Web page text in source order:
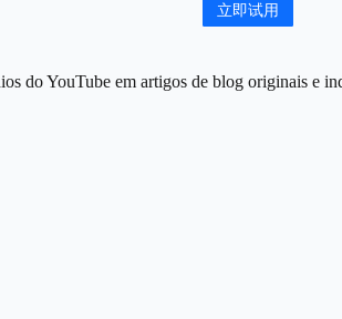
立即试用
YouTube em artigos de blog